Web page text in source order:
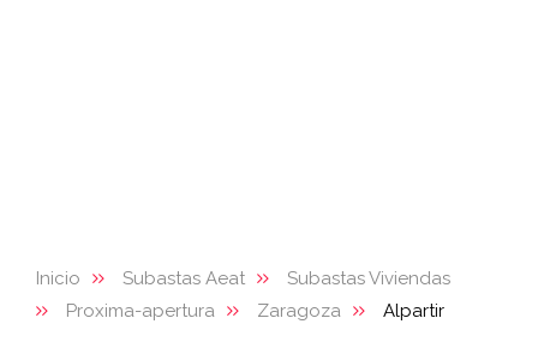
Inicio Subastas Aeat
Subastas Viviendas
Proxima-apertura
Zaragoza Alpartir